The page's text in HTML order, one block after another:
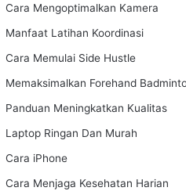
Cara Mengoptimalkan Kamera
Manfaat Latihan Koordinasi
Cara Memulai Side Hustle
Memaksimalkan Forehand
Panduan Meningkatkan Kualitas
Laptop Ringan Dan Murah
Cara iPhone
Cara Menjaga Kesehatan Harian